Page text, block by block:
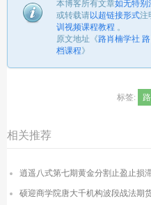
本博客所有文章如无特别
或转载请以超链接形式注
训视频课程教程 。
原文地址《路肖楠学社
档课程》
标签:
相关推荐
逍遥八式第七期黄金分割止盈止损
硕迎商学院唐大千机构波段战法期